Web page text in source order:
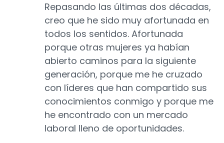
Repasando las últimas dos décadas,
creo que he sido muy afortunada en
todos los sentidos. Afortunada
porque otras mujeres ya habían
abierto caminos para la siguiente
generación, porque me he cruzado
con líderes que han compartido sus
conocimientos conmigo y porque me
he encontrado con un mercado
laboral lleno de oportunidades.